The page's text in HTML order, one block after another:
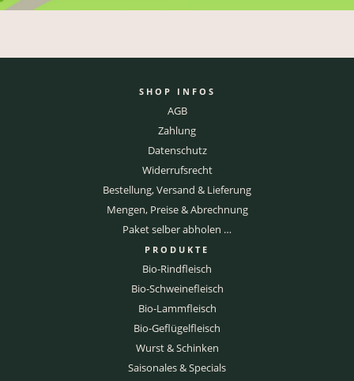
SHOP INFOS
AGB
Zahlung
Datenschutz
Widerrufsrecht
Bestellung, Versand & Lieferung
Mengen, Preise & Abrechnung
Paket selber abholen …
PRODUKTE
Bio-Rindfleisch
Bio-Schweinefleisch
Bio-Lammfleisch
Bio-Geflügelfleisch
Wurst & Schinken
Saisonales & Specials